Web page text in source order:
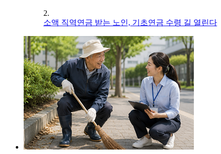
2.
소액 직역연금 받는 노인, 기초연금 수령 길 열린다